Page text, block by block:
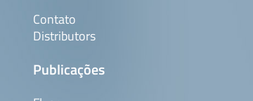
Contato
Distributors
Publicações